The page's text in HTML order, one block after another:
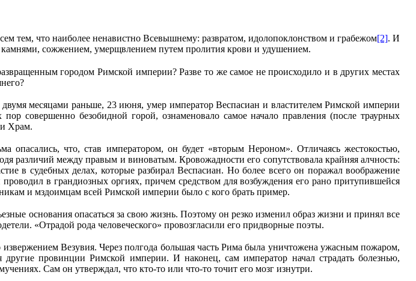
тем, что наиболее ненавистно Всевышнему: развратом, идолопоклонством и грабежом[2]. И
камнями, сожжением, умерщвлением путем пролития крови и удушением.
городом Римской империи? Разве то же самое не происходило и в других местах
месяцами раньше, 23 июня, умер император Веспасиан и властителем Римской империи
совершенно безобидной горой, ознаменовало самое начало правления (после траурных
и Храм.
что, став императором, он будет «вторым Нероном». Отличаясь жестокостью,
различий между правым и виноватым. Кровожадности его сопутствовала крайняя алчность:
в судебных делах, которые разбирал Вес­пасиан. Но более всего он поражал воображение
в грандиозных оргиях, причем средством для возбуждения его рано притупившейся
и мздоимцам всей Римской империи было с кого брать пример.
основания опасаться за свою жизнь. Поэтому он резко изменил образ жизни и принял все
«Отрадой рода человеческого» провозгласили его придворные поэты.
Везувия. Через полгода большая часть Рима была уничтожена ужасным пожаром,
провинции Римской империи. И наконец, сам император начал страдать болезнью,
Сам он утверждал, что кто-то или что-то точит его мозг изнутри.